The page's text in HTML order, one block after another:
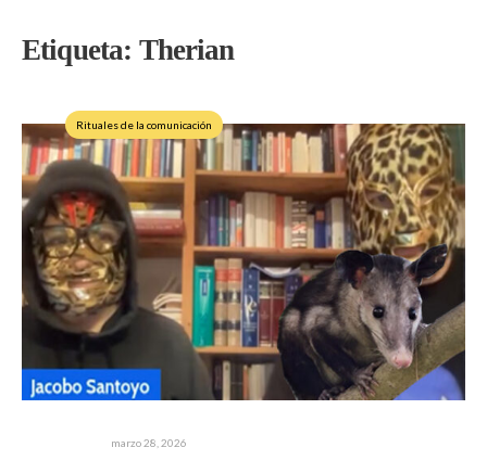
Etiqueta: Therian
Rituales de la comunicación
marzo 28, 2026